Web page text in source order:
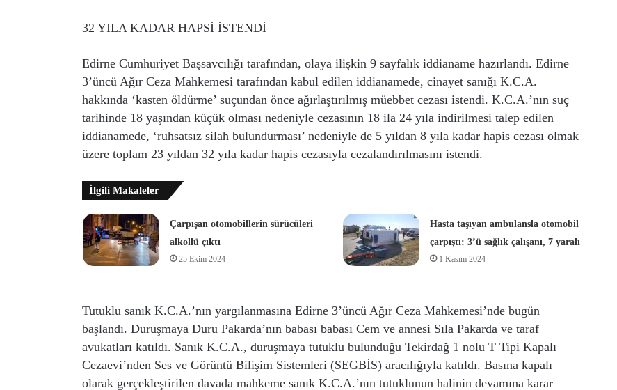
32 YILA KADAR HAPSİ İSTENDİ
Edirne Cumhuriyet Başsavcılığı tarafından, olaya ilişkin 9 sayfalık iddianame hazırlandı. Edirne
3’üncü Ağır Ceza Mahkemesi tarafından kabul edilen iddianamede, cinayet sanığı K.C.A.
hakkında ‘kasten öldürme’ suçundan önce ağırlaştırılmış müebbet cezası istendi. K.C.A.’nın suç
tarihinde 18 yaşından küçük olması nedeniyle cezasının 18 ila 24 yıla indirilmesi talep edilen
iddianamede, ‘ruhsatsız silah bulundurması’ nedeniyle de 5 yıldan 8 yıla kadar hapis cezası olmak
üzere toplam 23 yıldan 32 yıla kadar hapis cezasıyla cezalandırılmasını istendi.
İlgili Makaleler
Çarpışan otomobillerin sürücüleri
alkollü çıktı
25 Ekim 2024
Hasta taşıyan ambulansla otomobil
çarpıştı: 3’ü sağlık çalışanı, 7 yaralı
1 Kasım 2024
Tutuklu sanık K.C.A.’nın yargılanmasına Edirne 3’üncü Ağır Ceza Mahkemesi’nde bugün
başlandı. Duruşmaya Duru Pakarda’nın babası babası Cem ve annesi Sıla Pakarda ve taraf
avukatları katıldı. Sanık K.C.A., duruşmaya tutuklu bulunduğu Tekirdağ 1 nolu T Tipi Kapalı
Cezaevi’nden Ses ve Görüntü Bilişim Sistemleri (SEGBİS) aracılığıyla katıldı. Basına kapalı
olarak gerçekleştirilen davada mahkeme sanık K.C.A.’nın tutuklunun halinin devamına karar